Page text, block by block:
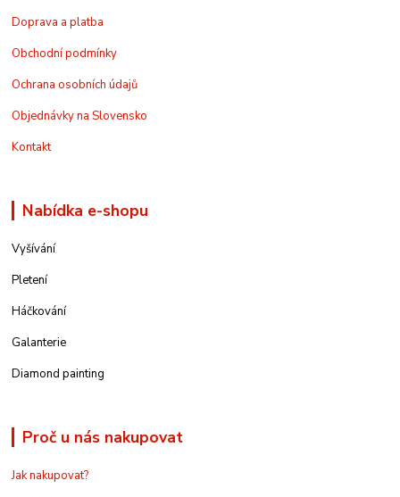
Doprava a platba
Obchodní podmínky
Ochrana osobních údajů
Objednávky na Slovensko
Kontakt
Nabídka e-shopu
Vyšívání
Pletení
Háčkování
Galanterie
Diamond painting
Proč u nás nakupovat
Jak nakupovat?